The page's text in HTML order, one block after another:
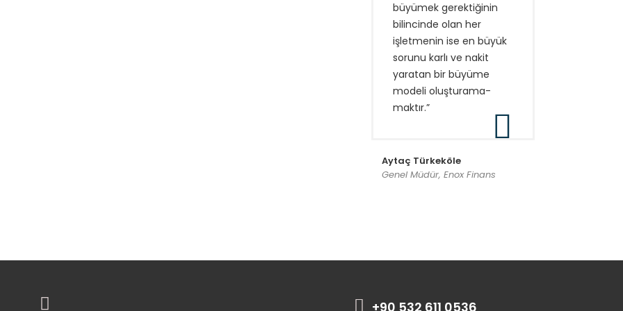
büyümek gerektiğinin
bilincinde olan her
işletmenin ise en büyük
sorunu karlı ve nakit
yaratan bir büyüme
modeli oluşturama-
maktır.”
Aytaç Türkeköle
Genel Müdür, Enox Finans
+90 532 611 0536